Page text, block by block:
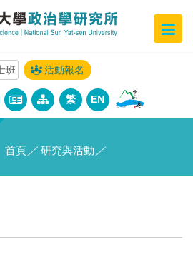
班 活動報名
繁 EN
首頁 ／ 研究與活動 ／